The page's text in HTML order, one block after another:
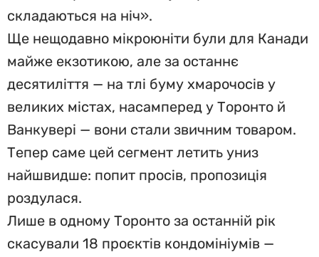
складаються на ніч».
Ще нещодавно мікроюніти були для Канади
майже екзотикою, але за останнє
десятиліття — на тлі буму хмарочосів у
великих містах, насамперед у Торонто й
Ванкувері — вони стали звичним товаром.
Тепер саме цей сегмент летить униз
найшвидше: попит просів, пропозиція
роздулася.
Лише в одному Торонто за останній рік
скасували 18 проєктів кондомініумів —